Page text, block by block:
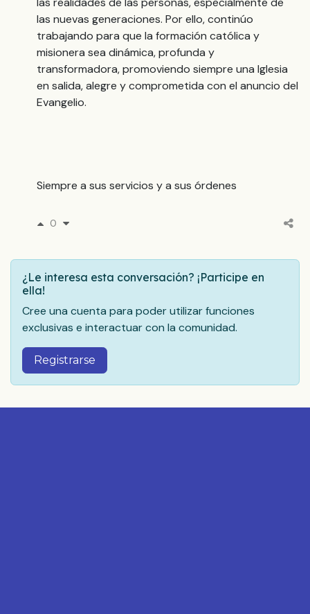
las nuevas generaciones. Por ello, continúo
trabajando para que la formación católica y
misionera sea dinámica, profunda y
transformadora, promoviendo siempre una Iglesia
en salida, alegre y comprometida con el anuncio del
Evangelio.
Siempre a sus servicios y a sus órdenes
0
¿Le interesa esta conversación? ¡Participe en
ella!
Cree una cuenta para poder utilizar funciones
exclusivas e interactuar con la comunidad.
Registrarse